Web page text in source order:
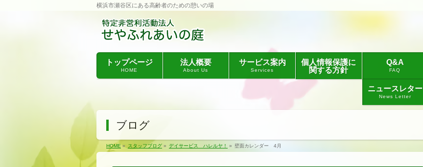
横浜市瀬谷区にある高齢者のための憩いの場
トップページ
HOME
法人概要
About Us
サービス案内
Services
個人情報保護に
関する方針
Q&A
FAQ
ニュースレター
News Letter
ブログ
HOME» スタッフブログ » デイサービス ハレルヤ！ » 壁面カレンダー 4月